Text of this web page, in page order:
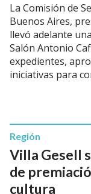
La Comisión de
Buenos Aires,
llevó adelante
Salón Antonio
expedientes,
iniciativas para
Villa Gesell
de
cultura
Región